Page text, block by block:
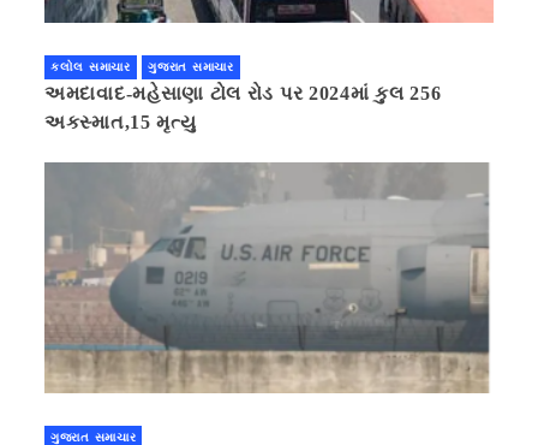
કલોલ સમાચાર ગુજરાત સમાચાર
અમદાવાદ-મહેસાણા ટોલ રોડ પર 2024માં કુલ 256
અકસ્માત,15 મૃત્યુ
ગુજરાત સમાચાર